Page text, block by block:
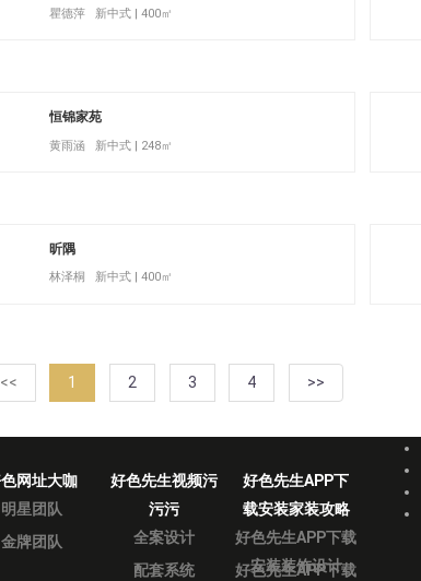
瞿德萍 新中式 | 400㎡
恒锦家苑
黄雨涵 新中式 | 248㎡
昕隅
林泽桐 新中式 | 400㎡
<< 1 2 3 4 >>
网址大咖
明星团队
金牌团队
好色先生视频污
污污
全案设计
配套系统
好色先生APP下
载安装家装攻略
好色先生APP下载
安装装饰设计
好色先生APP下载